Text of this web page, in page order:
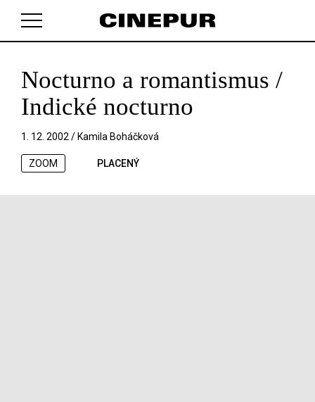
V košíku zatím nemáte žádné položky.
Nocturno a romantismus /
Indické nocturno
1. 12. 2002 / Kamila Boháčková
ZOOM PLACENÝ